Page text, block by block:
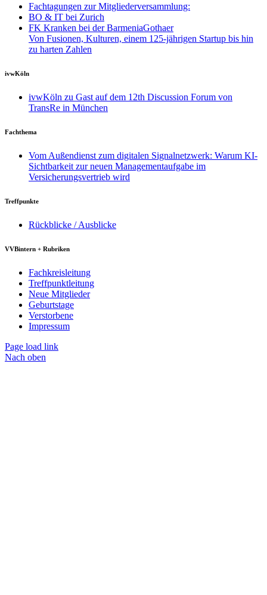
Fachtagungen zur Mitgliederversammlung:
BO & IT bei Zurich
FK Kranken bei der BarmeniaGothaer
Von Fusionen, Kulturen, einem 125-jährigen Startup bis hin
zu harten Zahlen
ivwKöln
ivwKöln zu Gast auf dem 12th Discussion Forum von
TransRe in München
Fachthema
Vom Außendienst zum digitalen Signalnetzwerk: Warum KI-
Sichtbarkeit zur neuen Managementaufgabe im
Versicherungsvertrieb wird
Treffpunkte
Rückblicke / Ausblicke
VVBintern + Rubriken
Fachkreisleitung
Treffpunktleitung
Neue Mitglieder
Geburtstage
Verstorbene
Impressum
Page load link
Nach oben